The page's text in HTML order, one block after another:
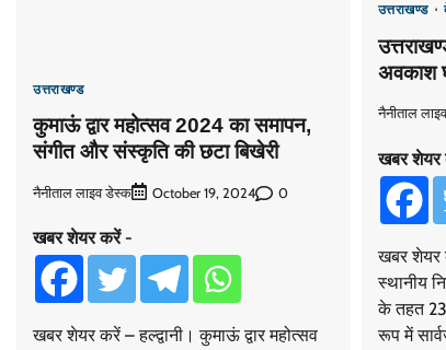
उत्तराखण्ड
कुमाऊं द्वार महोत्सव 2024 का समापन,
संगीत और संस्कृति की छटा बिखेरी
नैनीताल लाइव डेस्क October 19, 2024 0
खबर शेयर करें -
खबर शेयर करें – हल्द्वानी। कुमाऊं द्वार महोत्सव
उत्तराखण्ड
अवकाश
नैनीताल
खबर शेयर
खबर शेयर
स्थानीय
के तहत
रूप में